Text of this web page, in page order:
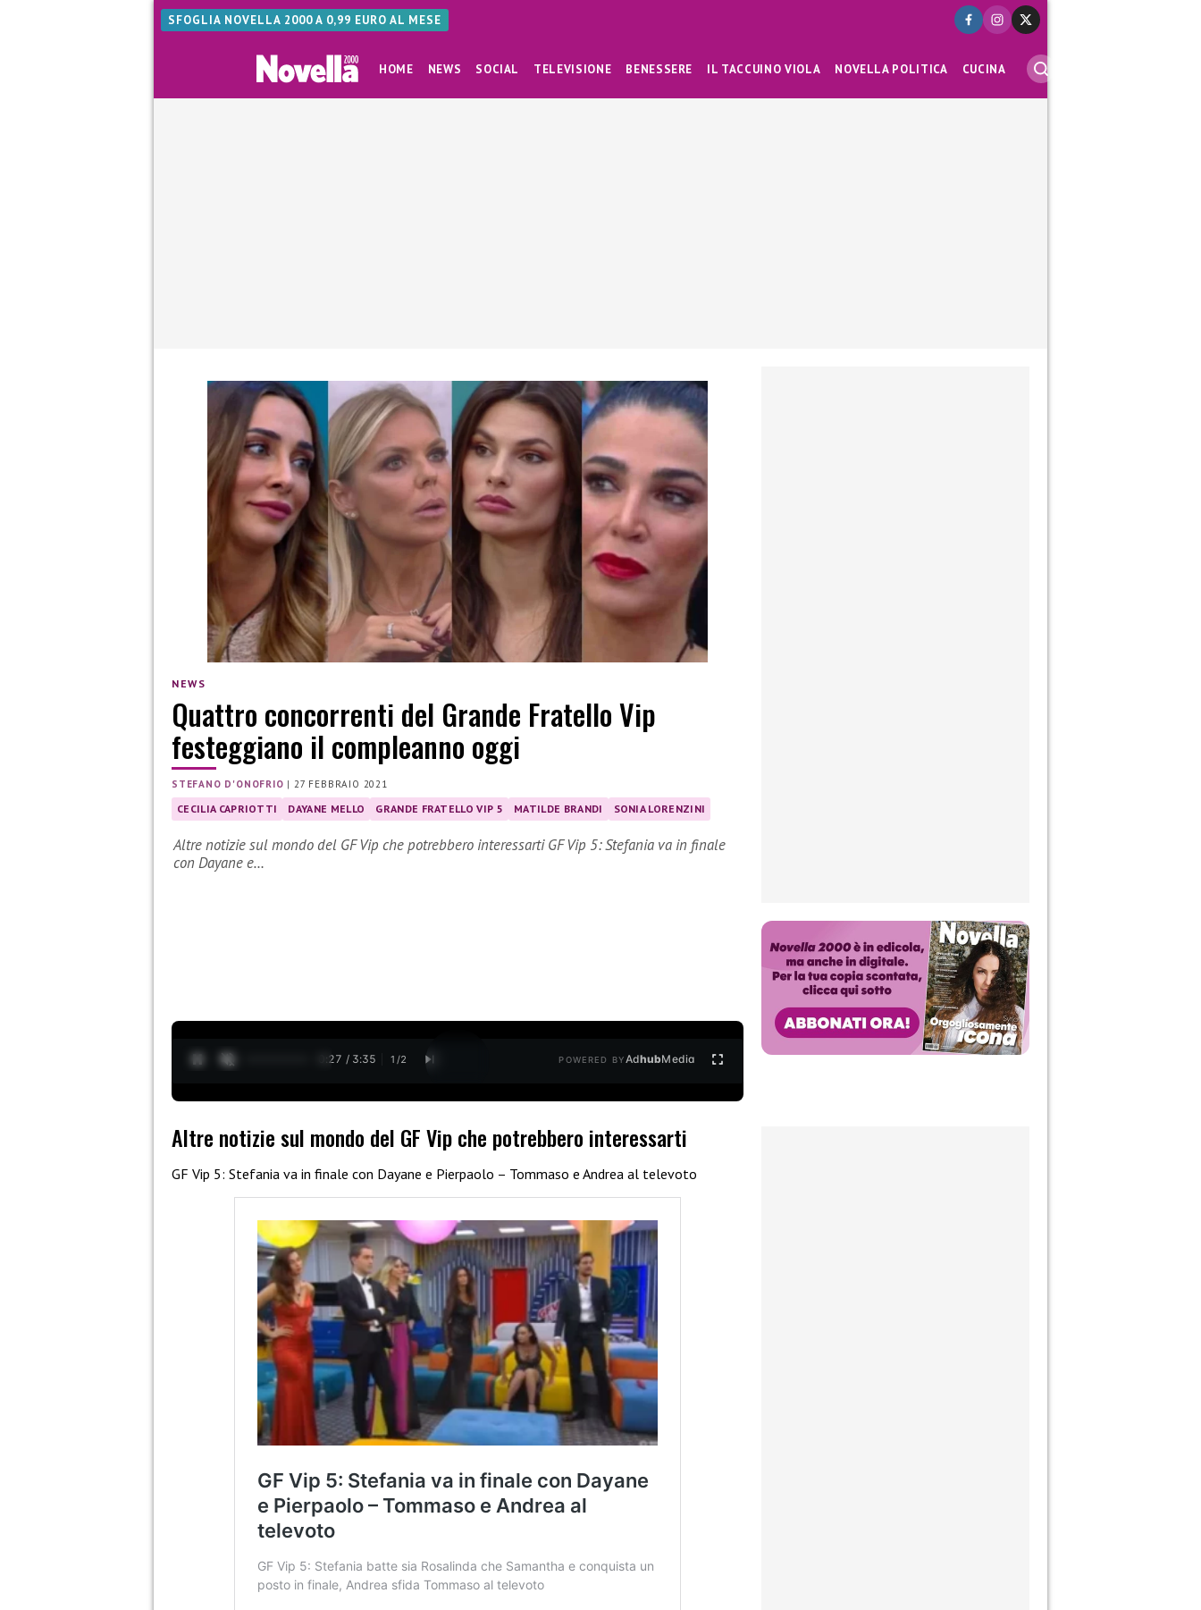
SFOGLIA NOVELLA 2000 A 0,99 EURO AL MESE
HOME NEWS SOCIAL TELEVISIONE BENESSERE IL TACCUINO VIOLA NOVELLA POLITICA CUCINA
NEWS
Quattro concorrenti del Grande Fratello Vip
festeggiano il compleanno oggi
STEFANO D'ONOFRIO |27 FEBBRAIO 2021
CECILIA CAPRIOTTI DAYANE MELLO GRANDE FRATELLO VIP 5 MATILDE BRANDI SONIA LORENZINI
Altre notizie sul mondo del GF Vip che potrebbero interessarti GF Vip 5: Stefania va in finale
con Dayane e…
0:29 / 3:35 1 /2 POWERED BYAdhubMedia
Altre notizie sul mondo del GF Vip che potrebbero interessarti
GF Vip 5: Stefania va in finale con Dayane e Pierpaolo – Tommaso e Andrea al televoto